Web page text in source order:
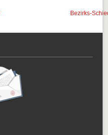
Bezirks-